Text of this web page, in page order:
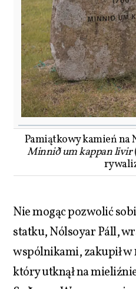
Pamiątkowy kamień na
Minnið um kappan livir
Nie mogąc pozwolić
statku, Nólsoyar Páll,
wspólnikami, zakupił
który utknął na